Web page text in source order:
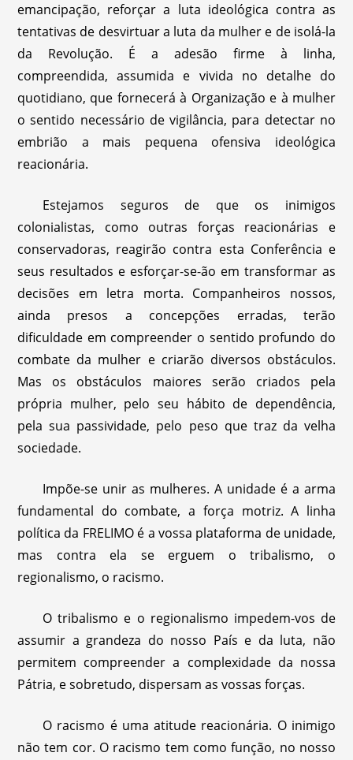
emancipação, reforçar a luta ideológica contra as
tentativas de desvirtuar a luta da mulher e de isolá-la
da Revolução. É a adesão firme à linha,
compreendida, assumida e vivida no detalhe do
quotidiano, que fornecerá à Organização e à mulher
o sentido necessário de vigilância, para detectar no
embrião a mais pequena ofensiva ideológica
reacionária.
Estejamos seguros de que os inimigos
colonialistas, como outras forças reacionárias e
conservadoras, reagirão contra esta Conferência e
seus resultados e esforçar-se-ão em transformar as
decisões em letra morta. Companheiros nossos,
ainda presos a concepções erradas, terão
dificuldade em compreender o sentido profundo do
combate da mulher e criarão diversos obstáculos.
Mas os obstáculos maiores serão criados pela
própria mulher, pelo seu hábito de dependência,
pela sua passividade, pelo peso que traz da velha
sociedade.
Impõe-se unir as mulheres. A unidade é a arma
fundamental do combate, a força motriz. A linha
política da FRELIMO é a vossa plataforma de unidade,
mas contra ela se erguem o tribalismo, o
regionalismo, o racismo.
O tribalismo e o regionalismo impedem-vos de
assumir a grandeza do nosso País e da luta, não
permitem compreender a complexidade da nossa
Pátria, e sobretudo, dispersam as vossas forças.
O racismo é uma atitude reacionária. O inimigo
não tem cor. O racismo tem como função, no nosso